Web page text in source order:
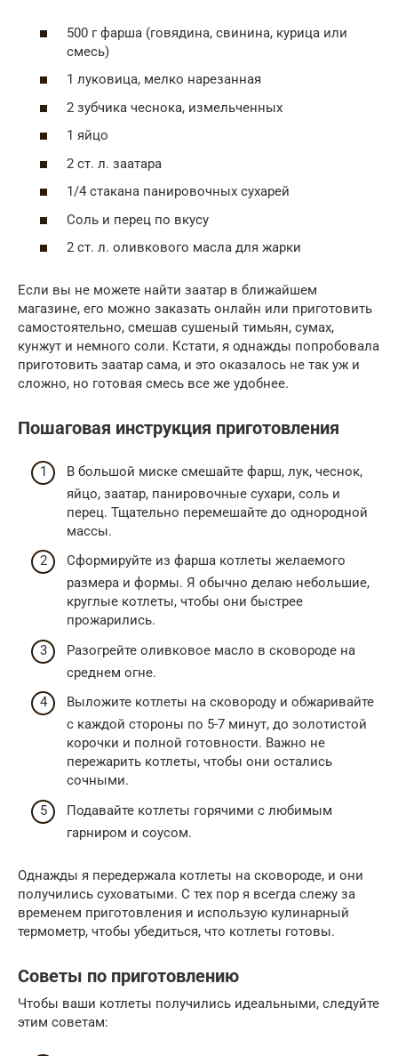
500 г фарша (говядина, свинина, курица или
смесь)
1 луковица, мелко нарезанная
2 зубчика чеснока, измельченных
1 яйцо
2 ст. л. заатара
1/4 стакана панировочных сухарей
Соль и перец по вкусу
2 ст. л. оливкового масла для жарки
Если вы не можете найти заатар в ближайшем
магазине, его можно заказать онлайн или приготовить
самостоятельно, смешав сушеный тимьян, сумах,
кунжут и немного соли. Кстати, я однажды попробовала
приготовить заатар сама, и это оказалось не так уж и
сложно, но готовая смесь все же удобнее.
Пошаговая инструкция приготовления
В большой миске смешайте фарш, лук, чеснок,
яйцо, заатар, панировочные сухари, соль и
перец. Тщательно перемешайте до однородной
массы.
Сформируйте из фарша котлеты желаемого
размера и формы. Я обычно делаю небольшие,
круглые котлеты, чтобы они быстрее
прожарились.
Разогрейте оливковое масло в сковороде на
среднем огне.
Выложите котлеты на сковороду и обжаривайте
с каждой стороны по 5-7 минут, до золотистой
корочки и полной готовности. Важно не
пережарить котлеты, чтобы они остались
сочными.
Подавайте котлеты горячими с любимым
гарниром и соусом.
Однажды я передержала котлеты на сковороде, и они
получились суховатыми. С тех пор я всегда слежу за
временем приготовления и использую кулинарный
термометр, чтобы убедиться, что котлеты готовы.
Советы по приготовлению
Чтобы ваши котлеты получились идеальными, следуйте
этим советам: